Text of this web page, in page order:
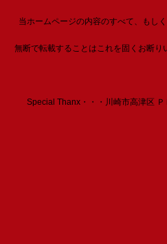
当ホームページの内容のすべて、もしく
無断で転載することはこれを固くお断り
Special Thanx・・・川崎市高津区 Ｐ